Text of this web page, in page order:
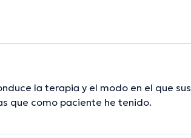
la terapia y el modo en el que sus
que como paciente he tenido.